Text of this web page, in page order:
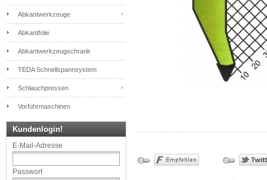
Abkantwerkzeuge
Abkantfolie
Abkantwerkzeugschrank
TEDA Schnellspannsystem
Schlauchpressen
Vorführmaschinen
Kundenlogin!
E-Mail-Adresse
Passwort